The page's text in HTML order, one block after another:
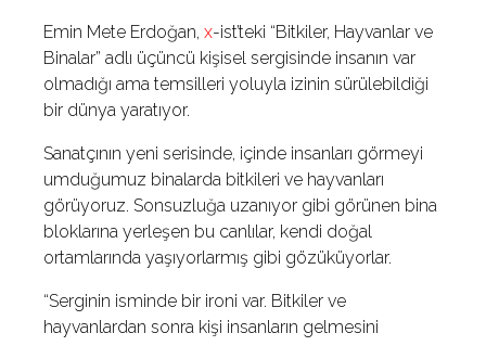
Emin Mete Erdoğan, x-ist’teki “Bitkiler, Hayvanlar ve
Binalar” adlı üçüncü kişisel sergisinde insanın var
olmadığı ama temsilleri yoluyla izinin sürülebildiği
bir dünya yaratıyor.
Sanatçının yeni serisinde, içinde insanları görmeyi
umduğumuz binalarda bitkileri ve hayvanları
görüyoruz. Sonsuzluğa uzanıyor gibi görünen bina
bloklarına yerleşen bu canlılar, kendi doğal
ortamlarında yaşıyorlarmış gibi gözüküyorlar.
“Serginin isminde bir ironi var. Bitkiler ve
hayvanlardan sonra kişi insanların gelmesini